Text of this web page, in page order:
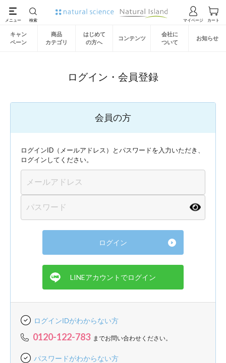
キャン
ペーン
商品
カテゴリ
はじめて
の方へ
コンテンツ
会社に
ついて
お知らせ
ログイン・会員登録
会員の方
ログインID（メールアドレス）とパスワードを入力いただき、
ログインしてください。
ログインIDがわからない方
0120-122-783 までお問い合わせください。
パスワードがわからない方